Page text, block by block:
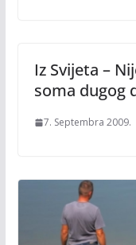
Iz Svijeta –
soma dugog
7. Septembra 2009.